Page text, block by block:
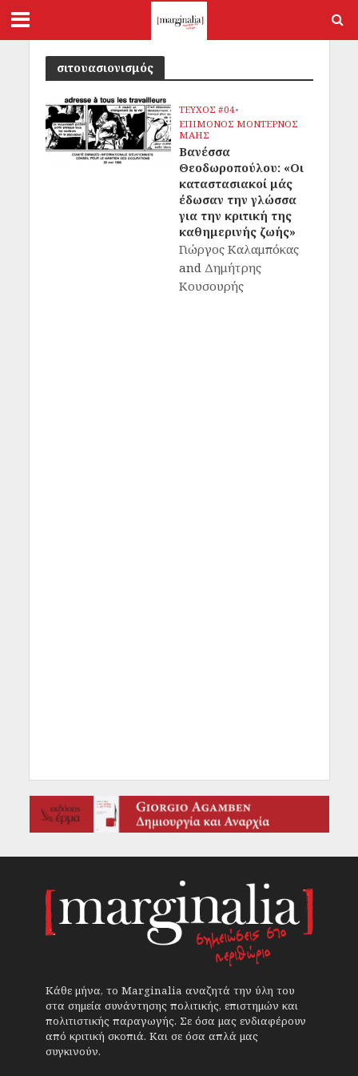
σιτουασιονισμός
ΤΕΥΧΟΣ #04•
ΕΠΙΜΟΝΟΣ ΜΟΝΤΕΡΝΟΣ
ΜΑΗΣ
Βανέσσα
Θεοδωροπούλου: «Οι
καταστασιακοί μάς
έδωσαν την γλώσσα
για την κριτική της
καθημερινής ζωής»
Γιώργος Καλαμπόκας
and Δημήτρης
Κουσουρής
Κάθε μήνα, το Marginalia αναζητά την ύλη του
στα σημεία συνάντησης πολιτικής, επιστημών και
πολιτιστικής παραγωγής. Σε όσα μας ενδιαφέρουν
από κριτική σκοπιά. Και σε όσα απλά μας
συγκινούν.